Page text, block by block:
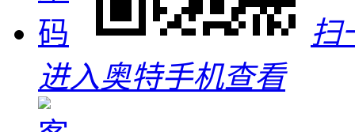
扫
进入奥特手机查看